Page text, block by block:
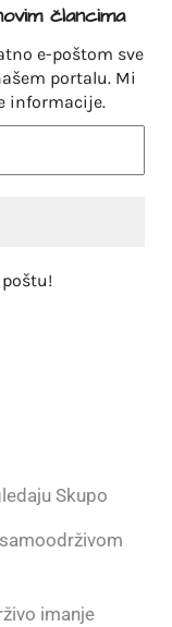
člancima
e-poštom sve
portalu. Mi
informacije.
Skupo
imanje